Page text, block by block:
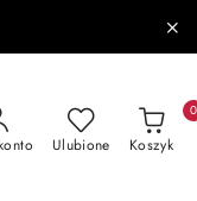
Ulubione Koszyk
0